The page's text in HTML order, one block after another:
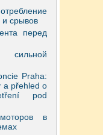
и срывов
перед
Praha:
a přehled o
pod
в